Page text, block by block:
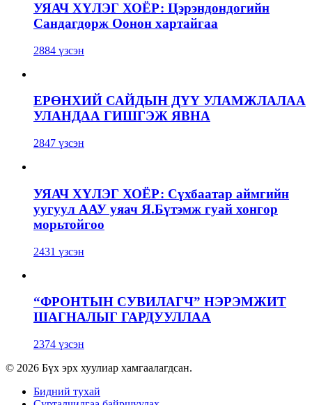
УЯАЧ ХҮЛЭГ ХОЁР: Цэрэндондогийн
Сандагдорж Оонон хартайгаа
2884 үзсэн
ЕРӨНХИЙ САЙДЫН ДҮҮ УЛАМЖЛАЛАА
УЛАНДАА ГИШГЭЖ ЯВНА
2847 үзсэн
УЯАЧ ХҮЛЭГ ХОЁР: Сүхбаатар аймгийн
уугуул ААУ уяач Я.Бүтэмж гуай хонгор
морьтойгоо
2431 үзсэн
“ФРОНТЫН СУВИЛАГЧ” НЭРЭМЖИТ
ШАГНАЛЫГ ГАРДУУЛЛАА
2374 үзсэн
© 2026 Бүх эрх хуулиар хамгаалагдсан.
Бидний тухай